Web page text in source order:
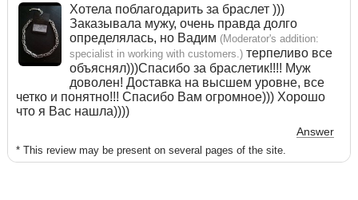
Хотела поблагодарить за браслет )))
Заказывала мужу, очень правда долго
определялась, но Вадим (Moderator's addition:
specialist in working with customers.)терпеливо все
объяснял)))Спасибо за браслетик!!!! Муж
доволен! Доставка на высшем уровне, все
четко и понятно!!! Спасибо Вам огромное))) Хорошо
что я Вас нашла))))
Answer
* This review may be present on several pages of the site.